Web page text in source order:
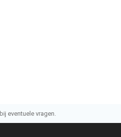
bij eventuele vragen.